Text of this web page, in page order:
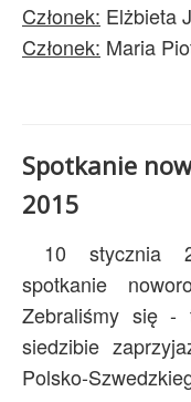
Członek: Elżbieta
Członek: Maria
Spotkanie
2015
10 stycznia
spotkanie
Zebraliśmy się
siedzibie
Polsko-